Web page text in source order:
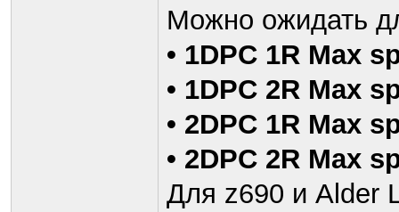
Можно ожидать
• 1DPC 1R Max
• 1DPC 2R Max
• 2DPC 1R Max
• 2DPC 2R Max
Для z690 и Alder